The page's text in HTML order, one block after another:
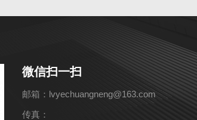
微信扫一扫
邮箱：lvyechuangneng@163.com
传真：